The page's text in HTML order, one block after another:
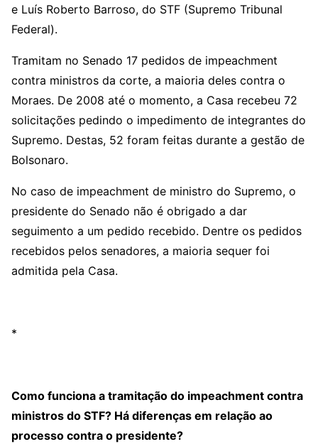
e Luís Roberto Barroso, do STF (Supremo Tribunal
Federal).
Tramitam no Senado 17 pedidos de impeachment
contra ministros da corte, a maioria deles contra o
Moraes. De 2008 até o momento, a Casa recebeu 72
solicitações pedindo o impedimento de integrantes do
Supremo. Destas, 52 foram feitas durante a gestão de
Bolsonaro.
No caso de impeachment de ministro do Supremo, o
presidente do Senado não é obrigado a dar
seguimento a um pedido recebido. Dentre os pedidos
recebidos pelos senadores, a maioria sequer foi
admitida pela Casa.
*
Como funciona a tramitação do impeachment contra
ministros do STF? Há diferenças em relação ao
processo contra o presidente?